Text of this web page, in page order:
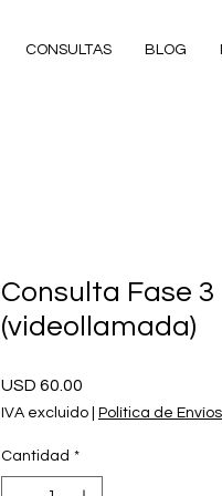
CONSULTAS BLOG
Consulta Fase 3
(videollamada)
USD 60.00
IVA excluido Política de Envíos
Cantidad *